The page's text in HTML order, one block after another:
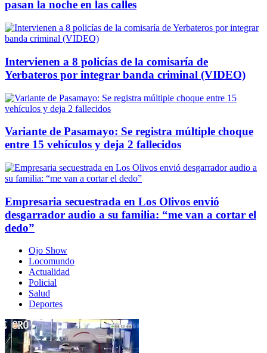
pasan la noche en las calles
Intervienen a 8 policías de la comisaría de
Yerbateros por integrar banda criminal (VIDEO)
Variante de Pasamayo: Se registra múltiple choque
entre 15 vehículos y deja 2 fallecidos
Empresaria secuestrada en Los Olivos envió
desgarrador audio a su familia: “me van a cortar el
dedo”
Ojo Show
Locomundo
Actualidad
Policial
Salud
Deportes